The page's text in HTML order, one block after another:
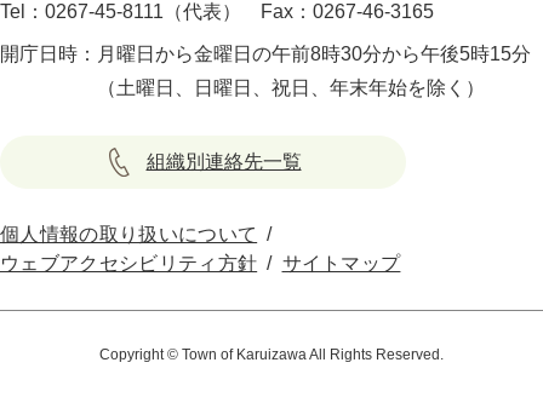
Tel：0267-45-8111（代表）
Fax：0267-46-3165
開庁日時： 月曜日から金曜日の午前8時30分から午後5時15分
（土曜日、日曜日、祝日、年末年始を除く）
組織別連絡先一覧
個人情報の取り扱いについて
ウェブアクセシビリティ方針
サイトマップ
Copyright © Town of Karuizawa All Rights Reserved.